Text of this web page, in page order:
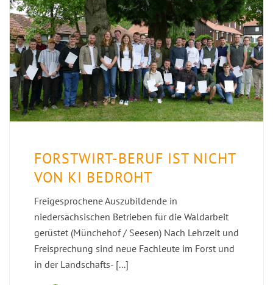
FORSTWIRT-BERUF IST NICHT
VON KI BEDROHT
Freigesprochene Auszubildende in
niedersächsischen Betrieben für die Waldarbeit
gerüstet (Münchehof / Seesen) Nach Lehrzeit und
Freisprechung sind neue Fachleute im Forst und
in der Landschafts- [...]